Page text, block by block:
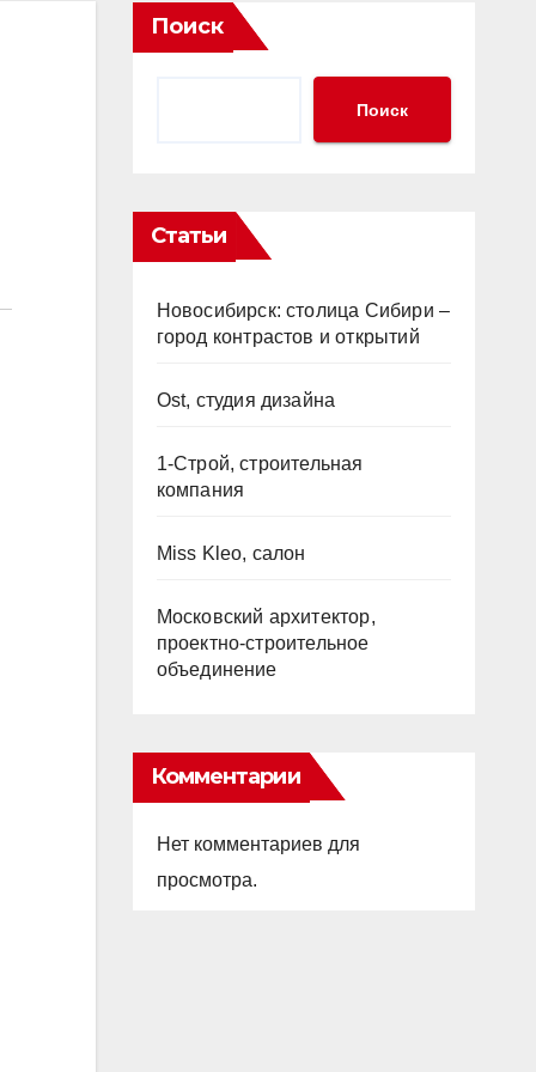
Поиск
Поиск
Статьи
Новосибирск: столица Сибири –
город контрастов и открытий
Ost, студия дизайна
1-Строй, строительная
компания
Miss Kleo, салон
Московский архитектор,
проектно-строительное
объединение
Комментарии
Нет комментариев для
просмотра.